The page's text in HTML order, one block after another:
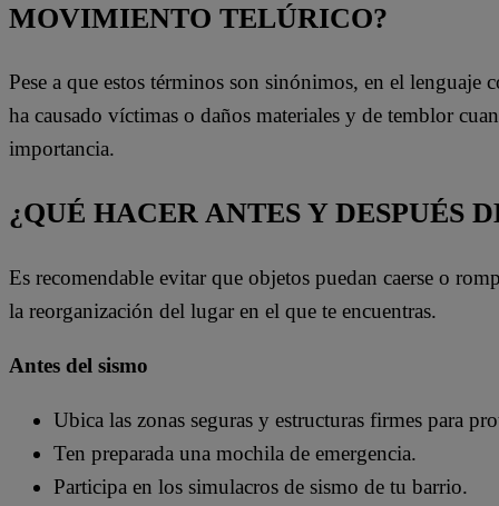
MOVIMIENTO TELÚRICO?
Pese a que estos términos son sinónimos, en el lenguaje
ha causado víctimas o daños materiales y de temblor
importancia.
¿QUÉ HACER ANTES Y DESPUÉS
Es recomendable evitar que objetos puedan caerse o
la reorganización del lugar en el que te encuentras.
Antes del sismo
Ubica las zonas seguras y estructuras firmes para
Ten preparada una mochila de emergencia.
Participa en los simulacros de sismo de tu barrio.